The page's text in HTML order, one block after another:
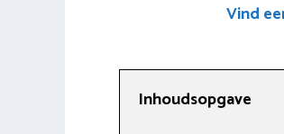
Vind
Inhoudsopgave